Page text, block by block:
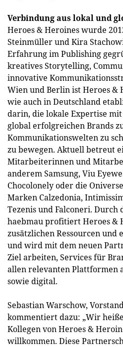
Verbindung aus lokal und
Heroes & Heroines wurde
Steinmüller und Kira
Erfahrung im Publishing
kreatives Storytelling,
innovative
Wien und Berlin ist Heroes &
wie auch in Deutschland
darin, die lokale Expertise
global erfolgreichen Brands
Kommunikationswelten zu
zu bewegen. Aktuell betreut
Mitarbeiterinnen und
anderem Samsung, Viu
Chocolonely oder die
Marken Calzedonia,
Tezenis und Falconeri.
haebmau profitiert Heroes &
zusätzlichen Ressourcen
und wird mit dem neuen
Ziel arbeiten, Services für
allen relevanten Plattformen
sowie digital.
Sebastian Warschow,
kommentiert dazu: „Wir
Kollegen von Heroes &
willkommen. Diese